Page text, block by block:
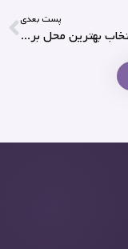
پست بعدی
راهنمای انتخاب بهترین محل برگزاری برای رویدادها